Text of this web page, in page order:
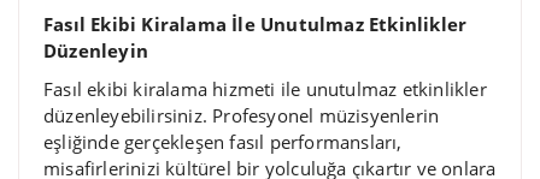
Fasıl Ekibi Kiralama İle Unutulmaz Etkinlikler
Düzenleyin
Fasıl ekibi kiralama hizmeti ile unutulmaz etkinlikler
düzenleyebilirsiniz. Profesyonel müzisyenlerin
eşliğinde gerçekleşen fasıl performansları,
misafirlerinizi kültürel bir yolculuğa çıkartır ve onlara